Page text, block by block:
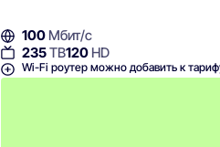
100Мбит/с
235ТВ120HD
Wi-Fi роутер можно добавить к